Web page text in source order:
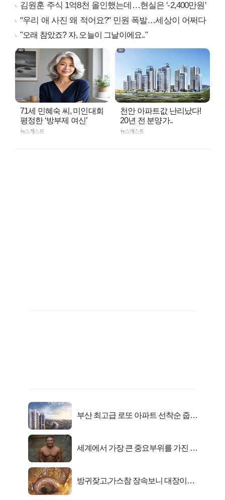
김원훈 주식 1억8천 올인했는데…현실은 '-2,400만원'
"우리 애 사진 왜 적어요?" 민원 폭발…세상이 어쩌다
"오래 참았죠? 자, 오늘이 그날이에요.."
71세 민혜숙 씨, 미인대회
평정한 ‘방부제 여신’
뉴스캐스트
천안 아파트값 난리났다!
20년 전 분양가..
뉴스캐스트
부산 최고급 로또 아파트 선착순 줍줍
세계에서 가장 큰 중요부위를 가진 남
방귀잦고,가스참 장속보니 대장이아